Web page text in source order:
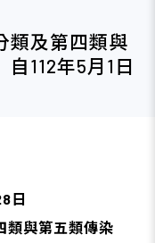
類及第四類與
112年5月1日
日
與第五類傳染